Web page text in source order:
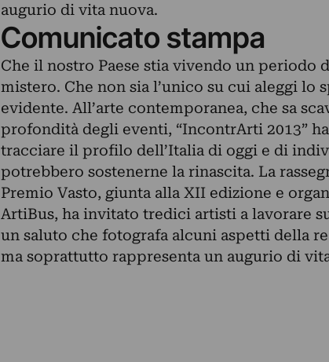
augurio di vita nuova.
Comunicato stampa
Che il nostro Paese stia vivendo un periodo
mistero. Che non sia l’unico su cui aleggi lo
evidente. All’arte contemporanea, che sa
profondità degli eventi, “IncontrArti 2013”
tracciare il profilo dell’Italia di oggi e di
potrebbero sostenerne la rinascita. La
Premio Vasto, giunta alla XII edizione e
ArtiBus, ha invitato tredici artisti a lavorare
un saluto che fotografa alcuni aspetti della
ma soprattutto rappresenta un augurio di